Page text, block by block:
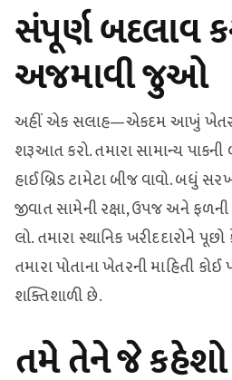
સંપૂર્ણ બદલાવ
અજમાવી જુઓ
અહીં એક સલાહ—એકદમ આખું ખેતર
શરૂઆત કરો. તમારા સામાન્ય
હાઈબ્રિડ ટામેટા બીજ વાવો. બધું
જીવાત સામેની રક્ષા, ઉપજ અને ફળની
લો. તમારા સ્થાનિક ખરીદદારોને
તમારા પોતાના ખેતરની માહિતી
શક્તિશાળી છે.
તમે તેને જે